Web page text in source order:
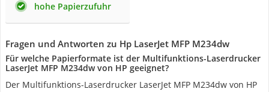
hohe Papierzufuhr
Fragen und Antworten zu Hp LaserJet MFP M234dw
Für welche Papierformate ist der Multifunktions-Laserdrucker
LaserJet MFP M234dw von HP geeignet?
Der Multifunktions-Laserdrucker LaserJet MFP M234dw von HP